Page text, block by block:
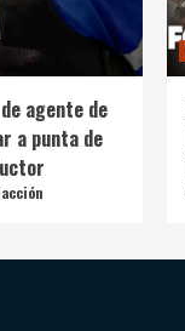
agente de
a punta de